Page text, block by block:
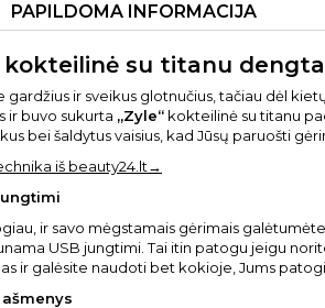
PAPILDOMA INFORMACIJA
su titanu
gardžius ir sveikus glotnučius, tačiau dėl
ir buvo sukurta „Zyle“ kokteilinė su titanu
bei šaldytus vaisius, kad Jūsų paruošti
iš beauty24.lt→
ir savo mėgstamais gėrimais
USB jungtimi. Tai itin patogu jeigu
ir galėsite naudoti bet kokioje, Jums